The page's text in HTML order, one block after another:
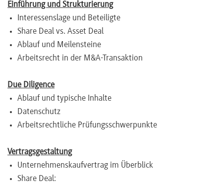
Einführung und Strukturierung
Interessenslage und Beteiligte
Share Deal vs. Asset Deal
Ablauf und Meilensteine
Arbeitsrecht in der M&A-Transaktion
Due Diligence
Ablauf und typische Inhalte
Datenschutz
Arbeitsrechtliche Prüfungsschwerpunkte
Vertragsgestaltung
Unternehmenskaufvertrag im Überblick
Share Deal: